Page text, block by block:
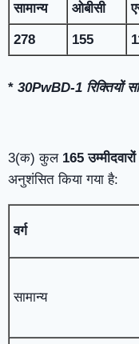
सामान्य ओबीसी
278 155
* 30PwBD-1 रिक्तियों
3(क) कुल 165
अनुशंसित किया गया है:
वर्ग
सामान्य